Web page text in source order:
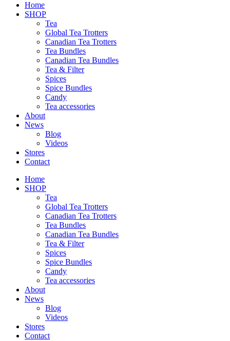
Home
SHOP
Tea
Global Tea Trotters
Canadian Tea Trotters
Tea Bundles
Canadian Tea Bundles
Tea & Filter
Spices
Spice Bundles
Candy
Tea accessories
About
News
Blog
Videos
Stores
Contact
Home
SHOP
Tea
Global Tea Trotters
Canadian Tea Trotters
Tea Bundles
Canadian Tea Bundles
Tea & Filter
Spices
Spice Bundles
Candy
Tea accessories
About
News
Blog
Videos
Stores
Contact